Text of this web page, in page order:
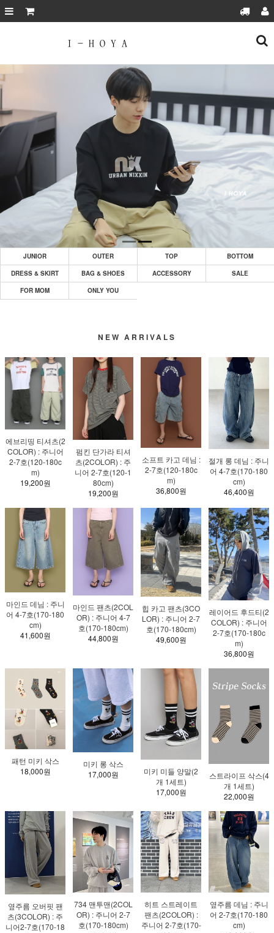
JUNIOR OUTER TOP
BOTTOM
DRESS & SKIRT
BAG & SHOES ACCESSORY
SALE
FOR MOM
ONLY YOU
NEW ARRIVALS
에브리띵 티셔츠(2
COLOR) : 주니어
2-7호(120-180c
m)
19,200원
펌킨 단가라 티셔
츠(2COLOR) : 주
니어 2-7호(120-1
80cm)
19,200원
소프트 카고 데님 :
2-7호(120-180c
m)
36,800원
절개 롱 데님 : 주니
어 4-7호(170-180
cm)
46,400원
마인드 데님 : 주니
어 4-7호(170-180
cm)
41,600원
마인드 팬츠(2COL
OR) : 주니어 4-7
호(170-180cm)
44,800원
힙 카고 팬츠(3CO
LOR) : 주니어 2-7
호(170-180cm)
49,600원
레이어드 후드티(2
COLOR) : 주니어
2-7호(170-180c
m)
36,800원
패턴 미키 삭스
18,000원
미키 롱 삭스
17,000원
미키 미들 양말(2
개 1세트)
17,000원
스트라이프 삭스(4
개 1세트)
22,000원
옆주름 오버핏 팬
츠(3COLOR) : 주
니어2-7호(170-18
734 맨투맨(2COL
OR) : 주니어 2-7
호(170-180cm)
히트 스트레이트
팬츠(2COLOR) :
주니어 2-7호(170-
옆주름 데님 : 주니
어 2-7호(170-180
cm)